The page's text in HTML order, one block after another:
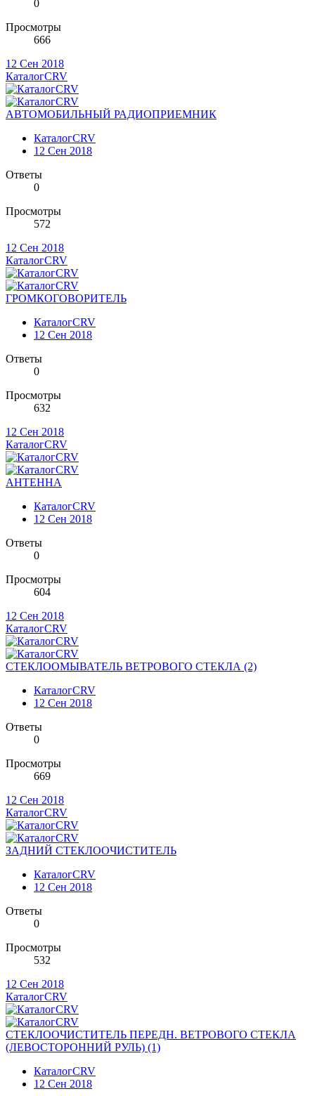
0
Просмотры
666
12 Сен 2018
КаталогCRV
АВТОМОБИЛЬНЫЙ РАДИОПРИЕМНИК
КаталогCRV
12 Сен 2018
Ответы
0
Просмотры
572
12 Сен 2018
КаталогCRV
ГРОМКОГОВОРИТЕЛЬ
КаталогCRV
12 Сен 2018
Ответы
0
Просмотры
632
12 Сен 2018
КаталогCRV
АНТЕННА
КаталогCRV
12 Сен 2018
Ответы
0
Просмотры
604
12 Сен 2018
КаталогCRV
СТЕКЛООМЫВАТЕЛЬ ВЕТРОВОГО СТЕКЛА (2)
КаталогCRV
12 Сен 2018
Ответы
0
Просмотры
669
12 Сен 2018
КаталогCRV
ЗАДНИЙ СТЕКЛООЧИСТИТЕЛЬ
КаталогCRV
12 Сен 2018
Ответы
0
Просмотры
532
12 Сен 2018
КаталогCRV
СТЕКЛООЧИСТИТЕЛЬ ПЕРЕДН. ВЕТРОВОГО СТЕКЛА
(ЛЕВОСТОРОННИЙ РУЛЬ) (1)
КаталогCRV
12 Сен 2018